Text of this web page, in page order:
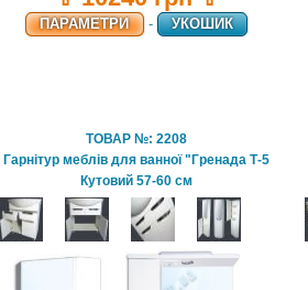
ПАРАМЕТРИ - УКОШИК
ТОВАР №: 2208
Гарнітур меблів для ванної "Гренада Т-5
Кутовий 57-60 см